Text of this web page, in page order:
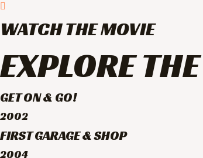
WATCH THE MOVIE
EXPLORE
GET ON & GO!
2002
FIRST GARAGE & SHOP
2004